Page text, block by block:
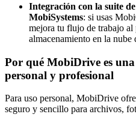
Integración con la suite
MobiSystems: si usas
mejora tu flujo de trabajo
almacenamiento en la
Por qué MobiDrive es
personal y profesional
Para uso personal, MobiDrive
seguro y sencillo para archivos,